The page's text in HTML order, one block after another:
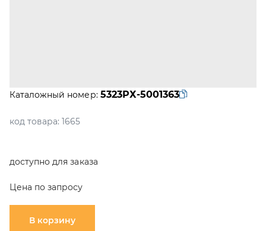
Каталожный номер: 5323РХ-5001363
код товара: 1665
доступно для заказа
Цена по запросу
В корзину